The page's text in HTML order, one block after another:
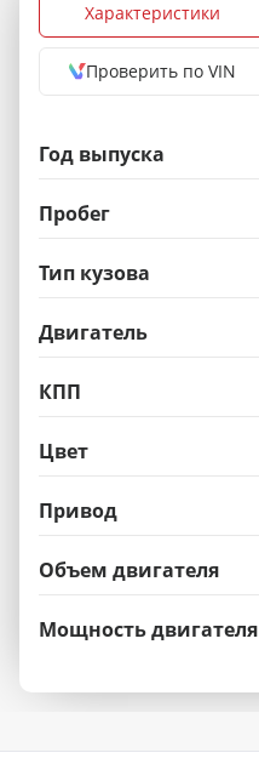
Характеристики
Проверить по VIN
Год выпуска
Пробег
Тип кузова
Двигатель
КПП
Цвет
Привод
Объем двигателя
Мощность двигателя